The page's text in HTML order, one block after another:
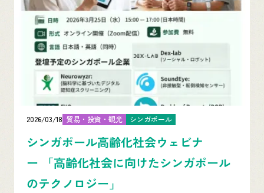
2026/03/18 貿易・投資・観光 シンガポール
シンガポール高齢化社会ウェビナ
ー 「高齢化社会に向けたシンガポール
のテクノロジー」